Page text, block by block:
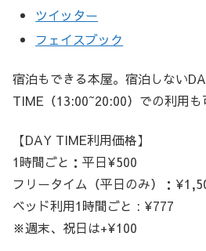
ツイッター
フェイスブック
宿泊もできる本屋。宿泊しない
TIME（13:00~20:00）での利用も
【DAY TIME利用価格】
1時間ごと：平日¥500
フリータイム（平日のみ）：
ベッド利用1時間ごと : ¥777
※週末、祝日は+¥100